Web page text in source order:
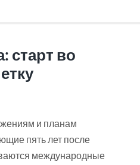
старт во
и планам
пять лет после
международные